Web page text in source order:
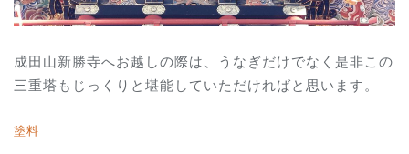
成田山新勝寺へお越しの際は、うなぎだけでなく是非この
三重塔もじっくりと堪能していただければと思います。
塗料